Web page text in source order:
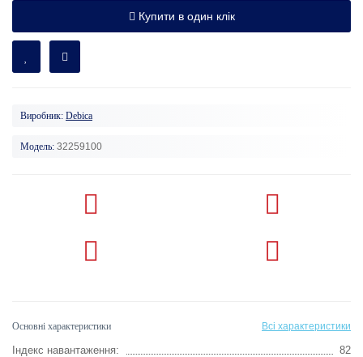
Купити в один клік
Виробник: Debica
Модель: 32259100
Основні характеристики Всі характеристики
Індекс навантаження:
82